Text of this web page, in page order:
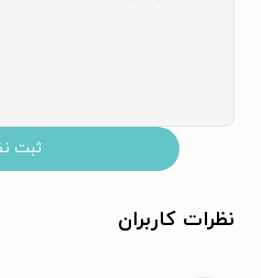
ثبت
نظرات کاربران